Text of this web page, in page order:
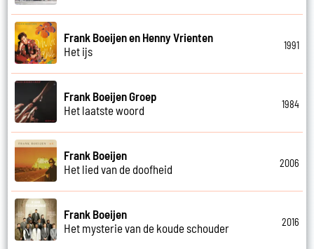
Frank Boeijen en Henny Vrienten
Het ijs
1991
Frank Boeijen Groep
Het laatste woord
1984
Frank Boeijen
Het lied van de doofheid
2006
Frank Boeijen
Het mysterie van de koude schouder
2016